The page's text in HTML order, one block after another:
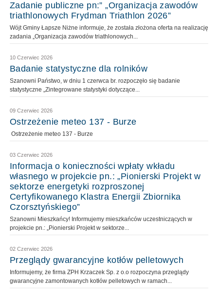
Zadanie publiczne pn:” „Organizacja zawodów
triathlonowych Frydman Triathlon 2026”
Wójt Gminy Łapsze Niżne informuje, że została złożona oferta na realizację
zadania „Organizacja zawodów triathlonowych...
10 Czerwiec 2026
Badanie statystyczne dla rolników
Szanowni Państwo, w dniu 1 czerwca br. rozpoczęło się badanie
statystyczne „Zintegrowane statystyki dotyczące...
09 Czerwiec 2026
Ostrzeżenie meteo 137 - Burze
Ostrzeżenie meteo 137 - Burze
03 Czerwiec 2026
Informacja o konieczności wpłaty wkładu
własnego w projekcie pn.: „Pionierski Projekt w
sektorze energetyki rozproszonej
Certyfikowanego Klastra Energii Zbiornika
Czorsztyńskiego”
Szanowni Mieszkańcy! Informujemy mieszkańców uczestniczących w
projekcie pn.: „Pionierski Projekt w sektorze...
02 Czerwiec 2026
Przeglądy gwarancyjne kotłów pelletowych
Informujemy, że firma ZPH Krzaczek Sp. z o.o rozpoczyna przeglądy
gwarancyjne zamontowanych kotłów pelletowych w ramach...